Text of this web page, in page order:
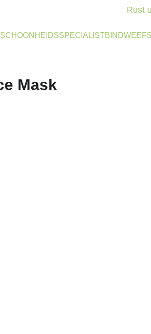
Rust
SCHOONHEIDSSPECIALIST